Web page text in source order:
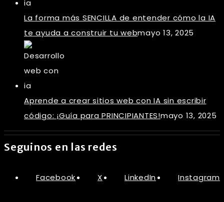
La forma más SENCILLA de entender cómo la IA
te ayuda a construir tu webmayo 13, 2025
Aprende a crear sitios web con IA sin escribir
código: ¡Guía para PRINCIPIANTES!mayo 13, 2025
Seguinos en las redes
Facebook X LinkedIn Instagram